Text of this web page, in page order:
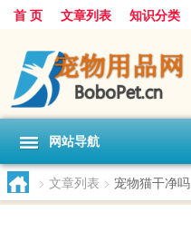
首 页 文章列表 知识分类
网站导航
> 文章列表 > 宠物猫干净吗